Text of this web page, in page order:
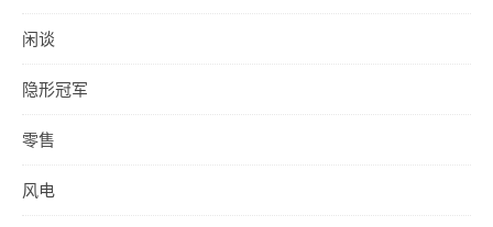
闲谈
隐形冠军
零售
风电